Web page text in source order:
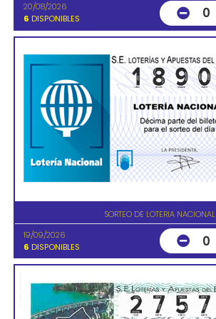
20/08/2026
6 DISPONIBLES 0
SORTEO DE LOTERIA NACIONAL
19/09/2026
6 DISPONIBLES 0